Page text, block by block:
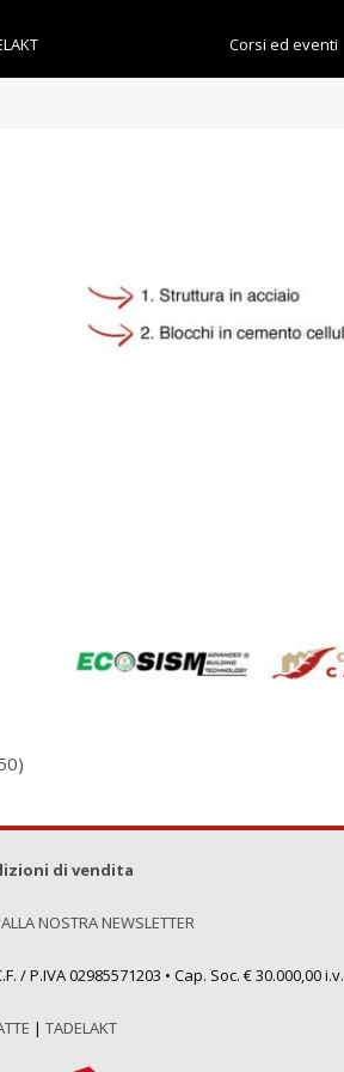
Corsi ed eventi
di vendita
NOSTRA NEWSLETTER
/ P.IVA 02985571203 • Cap. Soc. € 30.000,00 i.v.
| TADELAKT